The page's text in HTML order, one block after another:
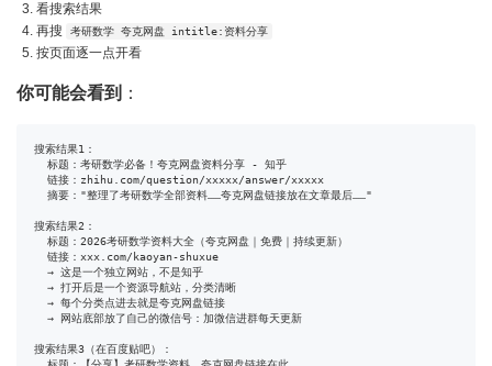
看搜索结果
再搜
考研数学 夸克网盘 intitle:资料分享
按页面逐一点开看
你可能会看到 ：
搜索结果1：
  标题：考研数学必备！夸克网盘资料分享 - 知乎
  链接：zhihu.com/question/xxxxx/answer/xxxxx
  摘要："整理了考研数学全部资料……夸克网盘链接放在文章最后……"
搜索结果2：
  标题：2026考研数学资料大全（夸克网盘｜免费｜持续更新）
  链接：xxx.com/kaoyan-shuxue
  → 这是一个独立网站，不是知乎
  → 打开后是一个资源导航站，分类清晰
  → 每个分类点进去就是夸克网盘链接
  → 网站底部放了自己的微信号：加微信进群每天更新
搜索结果3（在百度贴吧）：